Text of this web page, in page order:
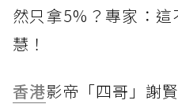
然只拿5%？專家：
慧！
香港影帝「四哥」謝